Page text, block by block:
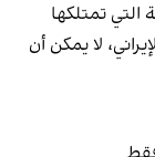
التي تمتلكها
لا يمكن أن